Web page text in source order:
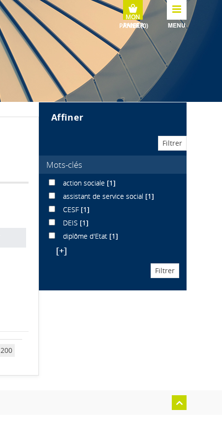
MENU
200
affiner
Mots-clés
action sociale [1]
assistant de service social [1]
CESF [1]
DEIS [1]
diplôme d'Etat [1]
[+]